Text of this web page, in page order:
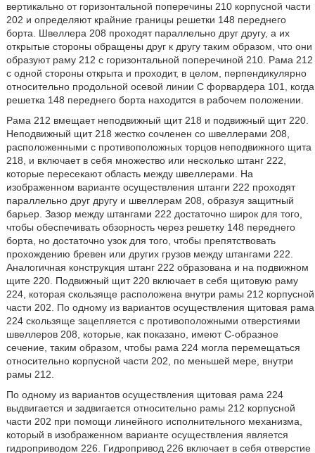
вертикально от горизонтальной поперечины 210 корпусной части
202 и определяют крайние границы решетки 148 переднего
борта. Швеллера 208 проходят параллельно друг другу, а их
открытые стороны обращены друг к другу таким образом, что они
образуют раму 212 с горизонтальной поперечиной 210. Рама 212
с одной стороны открыта и проходит, в целом, перпендикулярно
относительно продольной осевой линии С форвардера 101, когда
решетка 148 переднего борта находится в рабочем положении.
Рама 212 вмещает неподвижный щит 218 и подвижный щит 220.
Неподвижный щит 218 жестко сочленен со швеллерами 208,
расположенными с противоположных торцов неподвижного щита
218, и включает в себя множество или несколько штанг 222,
которые пересекают область между швеллерами. На
изображенном варианте осуществления штанги 222 проходят
параллельно друг другу и швеллерам 208, образуя защитный
барьер. Зазор между штангами 222 достаточно широк для того,
чтобы обеспечивать обзорность через решетку 148 переднего
борта, но достаточно узок для того, чтобы препятствовать
прохождению бревен или других грузов между штангами 222.
Аналогичная конструкция штанг 222 образована и на подвижном
щите 220. Подвижный щит 220 включает в себя щитовую раму
224, которая скользяще расположена внутри рамы 212 корпусной
части 202. По одному из вариантов осуществления щитовая рама
224 скользяще зацепляется с противоположными отверстиями
швеллеров 208, которые, как показано, имеют C-образное
сечение, таким образом, чтобы рама 224 могла перемещаться
относительно корпусной части 202, по меньшей мере, внутри
рамы 212.
По одному из вариантов осуществления щитовая рама 224
выдвигается и задвигается относительно рамы 212 корпусной
части 202 при помощи линейного исполнительного механизма,
который в изображенном варианте осуществления является
гидроприводом 226. Гидропривод 226 включает в себя отверстие